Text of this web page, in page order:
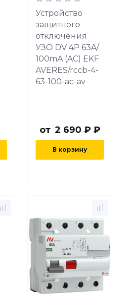
Устройство
защитного
отключения
УЗО DV 4P 63A/
100mA (AC) EKF
AVERES/rccb-4-
63-100-ac-av
от 2 690 ₽ ₽
В корзину